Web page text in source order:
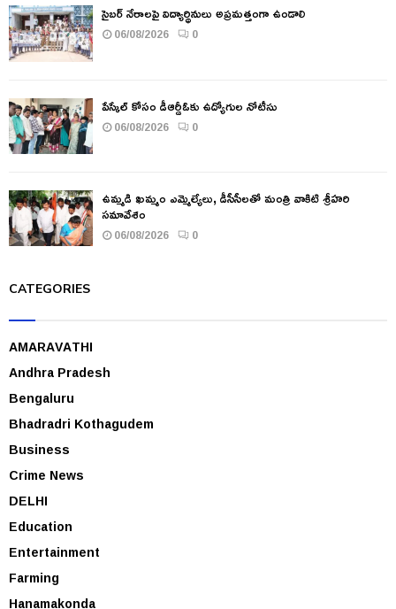
సైబర్ నేరాలపై విద్యార్థినులు అప్రమత్తంగా ఉండాలి
06/08/2026 0
పేస్కేల్ కోసం డీఆర్డీఓకు ఉద్యోగుల నోటీసు
06/08/2026 0
ఉమ్మడి ఖమ్మం ఎమ్మెల్యేలు, డీసీసీలతో మంత్రి వాకిటి శ్రీహరి
సమావేశం
06/08/2026 0
CATEGORIES
AMARAVATHI
Andhra Pradesh
Bengaluru
Bhadradri Kothagudem
Business
Crime News
DELHI
Education
Entertainment
Farming
Hanamakonda